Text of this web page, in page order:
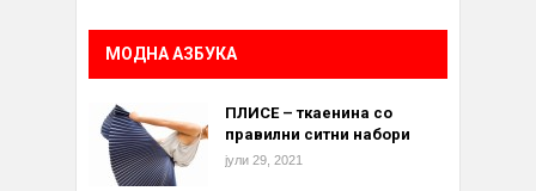
МОДНА АЗБУКА
ПЛИСЕ – ткаенина со
правилни ситни набори
јули 29, 2021